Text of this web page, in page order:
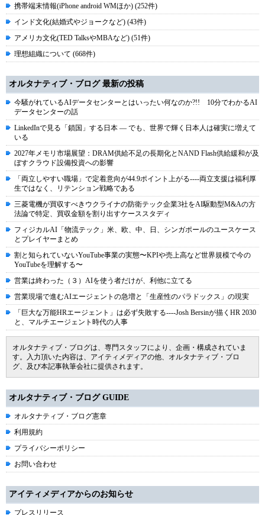
携帯端末情報(iPhone android WMほか) (252件)
インド文化(結婚式やジョークなど) (43件)
アメリカ文化(TED TalksやMBAなど) (51件)
理想組織について (668件)
オルタナティブ・ブログ 最新の投稿
今騒がれているAIデータセンターとはいったい何なのか?!! 10分でわかるAI
データセンターの話
LinkedInで見る「鎖国」する日本 ― でも、世界で輝く日本人は確実に増えて
いる
2027年メモリ市場展望：DRAM供給不足の長期化とNAND Flash供給緩和が及
ぼすクラウド設備投資への影響
「両立しやすい職場」で定着意向が44.9ポイント上がる----両立支援は福利厚
生ではなく、リテンション戦略である
三菱電機が買収すべきウクライナの防衛テック企業3社をAI駆動型M&Aの方
法論で特定、買収金額を割り出すケーススタディ
フィジカルAI「物流テック」米、欧、中、日、シンガポールのユースケース
とプレイヤーまとめ
割と知られていないYouTube事業の実態〜KPIや売上高など世界規模で今の
YouTubeを理解する〜
営業は終わった（３）AIを使う者だけが、利他に立てる
営業現場で進むAIエージェントの急増と「生産性のパラドックス」の現実
「巨大な万能HRエージェント」は必ず失敗する----Josh Bersinが描くHR 2030
と、マルチエージェント時代の人事
オルタナティブ・ブログは、専門スタッフにより、企画・構成されていま
す。入力頂いた内容は、アイティメディアの他、オルタナティブ・ブロ
グ、及び本記事執筆会社に提供されます。
オルタナティブ・ブログ GUIDE
オルタナティブ・ブログ憲章
利用規約
プライバシーポリシー
お問い合わせ
アイティメディアからのお知らせ
プレスリリース